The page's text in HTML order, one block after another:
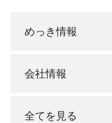
めっき情報
会社情報
全てを見る